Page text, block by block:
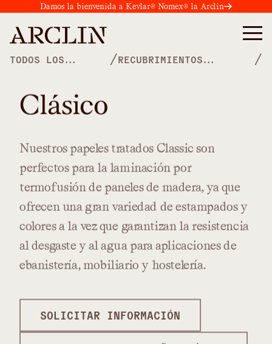
Damos la bienvenida a Kevlar® Nomex® la Arclin
TODOS LOS
/RECUBRIMIENTOS
/
Clásico
Nuestros papeles tratados Classic son
perfectos para la laminación por
termofusiónde panelesde madera,yaque
ofrecenuna granvariedad de estampadosy
coloresa lavezque garantizan la resistencia
aldesgaste yalagua paraaplicacionesde
ebanistería, mobiliario y hostelería.
SOLICITAR INFORMACIÓN